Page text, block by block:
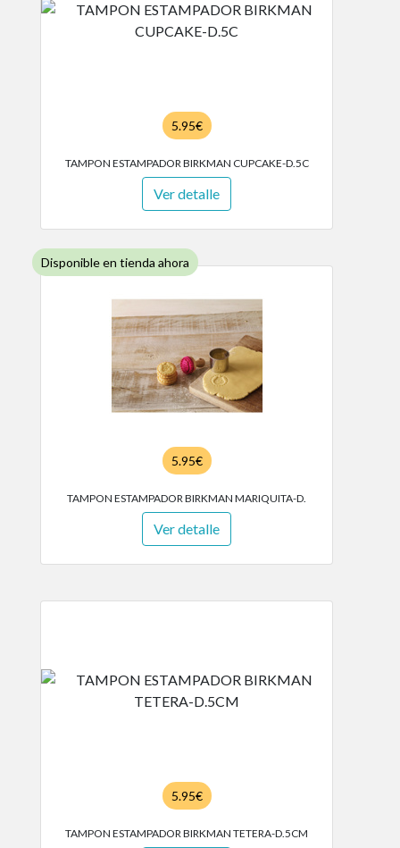
5.95€
TAMPON ESTAMPADOR BIRKMAN CUPCAKE-D.5C
Ver detalle
Disponible en tienda ahora
5.95€
TAMPON ESTAMPADOR BIRKMAN MARIQUITA-D.
Ver detalle
5.95€
TAMPON ESTAMPADOR BIRKMAN TETERA-D.5CM